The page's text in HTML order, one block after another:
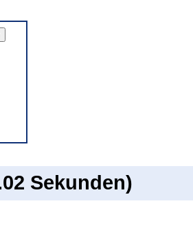
Sekunden)